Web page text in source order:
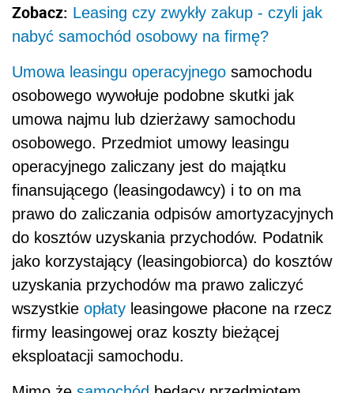
Zobacz: Leasing czy zwykły zakup - czyli jak
nabyć samochód osobowy na firmę?
Umowa leasingu operacyjnego samochodu
osobowego wywołuje podobne skutki jak
umowa najmu lub dzierżawy samochodu
osobowego. Przedmiot umowy leasingu
operacyjnego zaliczany jest do majątku
finansującego (leasingodawcy) i to on ma
prawo do zaliczania odpisów amortyzacyjnych
do kosztów uzyskania przychodów. Podatnik
jako korzystający (leasingobiorca) do kosztów
uzyskania przychodów ma prawo zaliczyć
wszystkie opłaty leasingowe płacone na rzecz
firmy leasingowej oraz koszty bieżącej
eksploatacji samochodu.